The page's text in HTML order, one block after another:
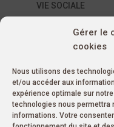
Gérer le
cookies
Nous utilisons des
et/ou accéder aux
expérience optimale sur
technologies nous permettra
informations. Votre
VIE SOCIALE
AUTRES
ÉVÉNEMENTS
MARCHÉS
Non classé